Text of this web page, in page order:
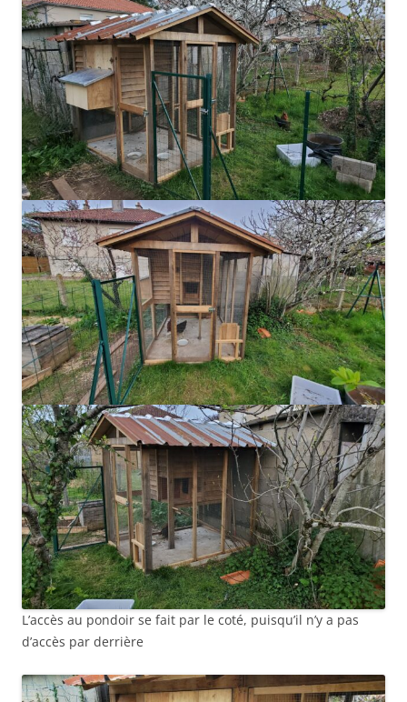
L’accès au pondoir se fait par le coté, puisqu’il n’y a pas
d’accès par derrière